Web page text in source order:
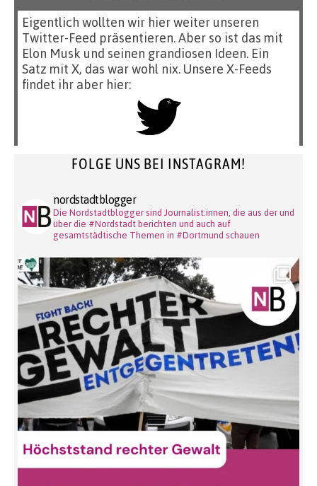
Eigentlich wollten wir hier weiter unseren
Twitter-Feed präsentieren. Aber so ist das mit
Elon Musk und seinen grandiosen Ideen. Ein
Satz mit X, das war wohl nix. Unsere X-Feeds
findet ihr aber hier:
FOLGE UNS BEI INSTAGRAM!
nordstadtblogger
Die Nordstadtblogger sind Journalist:innen, die aus der und
über die #Nordstadt berichten und auch auf
gesamtstädtische Themen in #Dortmund schauen